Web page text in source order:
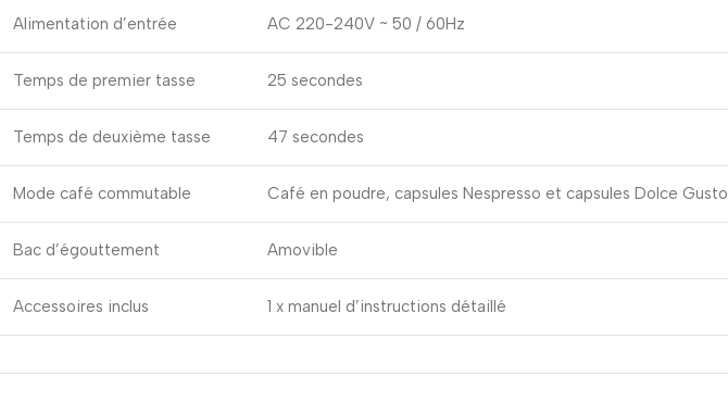
Alimentation d’entrée AC 220-240V ~ 50 / 60Hz
Temps de premier tasse 25 secondes
Temps de deuxième tasse 47 secondes
Mode café commutable Café en poudre, capsules Nespresso et capsules Dolce Gusto
Bac d’égouttement Amovible
Accessoires inclus 1 x manuel d’instructions détaillé